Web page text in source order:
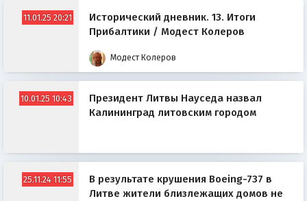
11.01.25 20:21
Исторический дневник. 13. Итоги
Прибалтики / Модест Колеров
Модест Колеров
10.01.25 10:43
Президент Литвы Науседа назвал
Калининград литовским городом
25.11.24 11:55
В результате крушения Boeing-737 в
Литве жители близлежащих домов не